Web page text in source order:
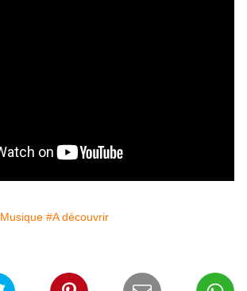
#A découvrir